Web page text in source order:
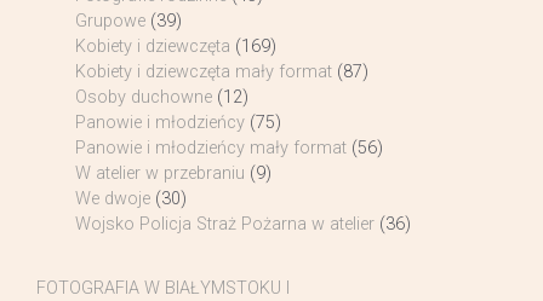
Grupowe (39)
Kobiety i dziewczęta (169)
Kobiety i dziewczęta mały format (87)
Osoby duchowne (12)
Panowie i młodzieńcy (75)
Panowie i młodzieńcy mały format (56)
W atelier w przebraniu (9)
We dwoje (30)
Wojsko Policja Straż Pożarna w atelier (36)
FOTOGRAFIA W BIAŁYMSTOKU I